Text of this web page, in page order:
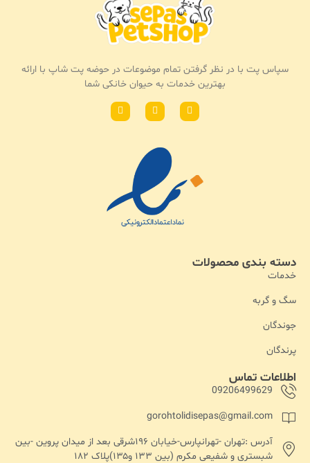
اطلاعات تماس
09206499629
gorohtolidisepas@gmail.com
آدرس :تهران -تهرانپارس-خیابان ۱۹۶شرقی بعد از میدان پروین -بین
شبستری و شفیعی مکرم (بین ۱۳۳ و۱۳۵)پلاک ۱۸۲
دسته بندی محصولات
خدمات
سگ و گربه
جوندگان
پرندگان
سپاس پت با در نظر گرفتن تمام موضوعات در حوضه پت شاپ با ارائه
بهترین خدمات به حیوان خانکی شما